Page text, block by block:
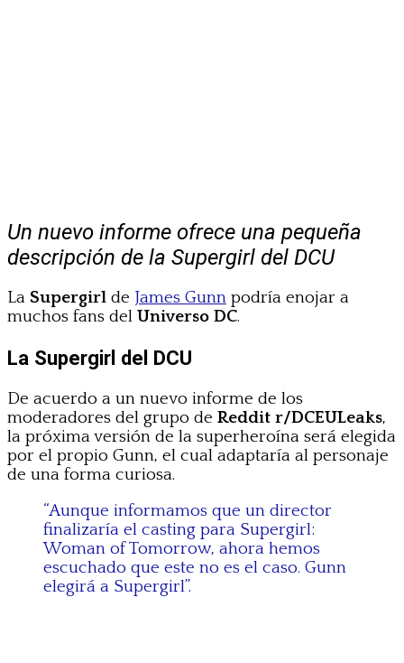
Un nuevo informe ofrece una pequeña
descripción de la Supergirl del DCU
La Supergirl de James Gunn podría enojar a
muchos fans del Universo DC.
La Supergirl del DCU
De acuerdo a un nuevo informe de los
moderadores del grupo de Reddit r/DCEULeaks,
la próxima versión de la superheroína será elegida
por el propio Gunn, el cual adaptaría al personaje
de una forma curiosa.
“Aunque informamos que un director
finalizaría el casting para Supergirl:
Woman of Tomorrow, ahora hemos
escuchado que este no es el caso. Gunn
elegirá a Supergirl”.